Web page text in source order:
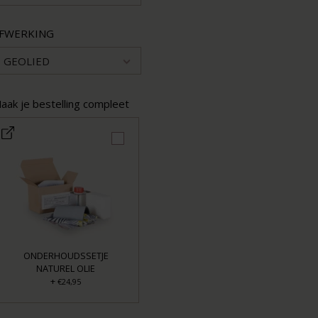
GEOLIED
je bestelling compleet
ONDERHOUDSSETJE
NATUREL OLIE
+ €24,95